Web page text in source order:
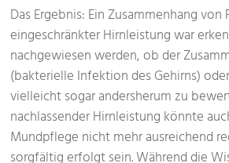
Das Ergebnis: Ein Zusammenhang
eingeschränkter Hirnleistung war
nachgewiesen werden, ob der
(bakterielle Infektion des Gehirns)
vielleicht sogar andersherum zu
nachlassender Hirnleistung könnte
Mundpflege nicht mehr ausreichend